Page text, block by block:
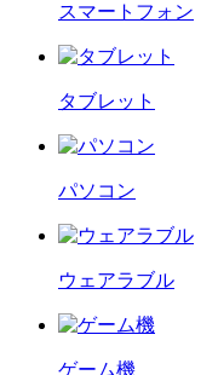
スマートフォン
タブレット
パソコン
ウェアラブル
ゲーム機